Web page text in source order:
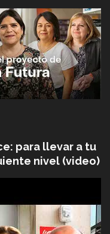
para llevar a tu
nivel (video)